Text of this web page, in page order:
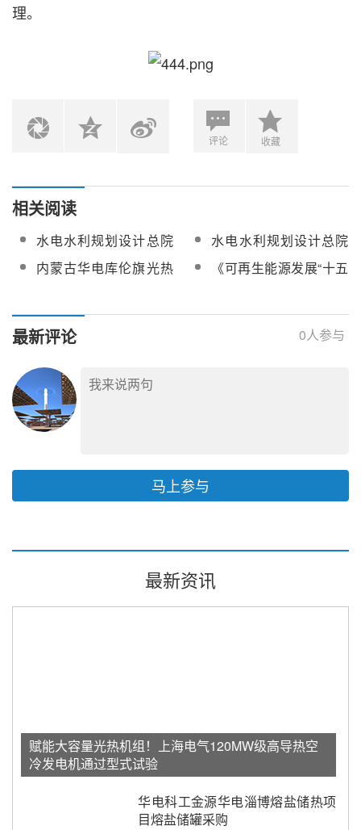
理。
评论 收藏
相关阅读
水电水利规划设计总院
预中标色尼区粤水电
150MW光热+1200兆瓦
告评审服务
水电水利规划设计总院
中标色尼区粤水电
150MW光热+1200兆瓦
告评审服务
内蒙古华电库伦旗光热
《可再生能源发展“十五
最新评论 0人参与
马上参与
最新资讯
赋能大容量光热机组！上海电气120MW级高导热空
冷发电机通过型式试验
华电科工金源华电淄博熔盐储热项
目熔盐储罐采购